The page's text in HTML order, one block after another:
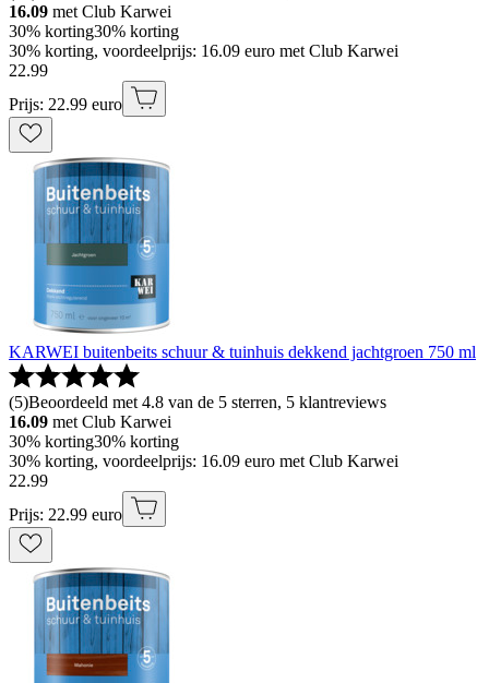
16.09 met Club Karwei
30% korting30% korting
30% korting, voordeelprijs: 16.09 euro met Club Karwei
22.99
Prijs: 22.99 euro
KARWEI buitenbeits schuur & tuinhuis dekkend jachtgroen 750 ml
(5)Beoordeeld met 4.8 van de 5 sterren, 5 klantreviews
16.09 met Club Karwei
30% korting30% korting
30% korting, voordeelprijs: 16.09 euro met Club Karwei
22.99
Prijs: 22.99 euro